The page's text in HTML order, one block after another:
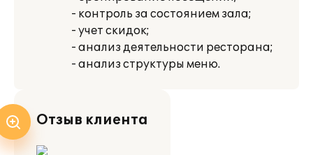
- контроль за состоянием зала;
- учет скидок;
- анализ деятельности ресторана;
- анализ структуры меню.
Отзыв клиента